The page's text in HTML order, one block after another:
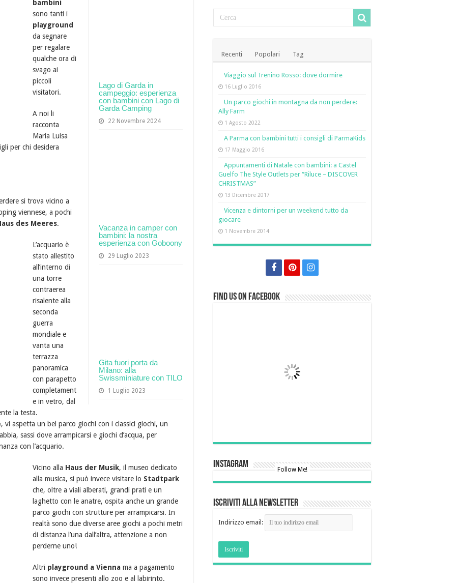
Lago di Garda in
campeggio: esperienza
con bambini con Lago di
Garda Camping
22 Novembre 2024
Vacanza in camper con
bambini: la nostra
esperienza con Goboony
29 Luglio 2023
Gita fuori porta da
Milano: alla
Swissminiature con TILO
1 Luglio 2023
bambini
sono tanti i
playground
da segnare
per regalare
qualche ora di
svago ai
piccoli
visitatori.
A noi li
racconta
Maria Luisa
per chi desidera
si trova vicino a
viennese, a pochi
des Meeres.
L’acquario è
stato allestito
all’interno di
una torre
contraerea
risalente alla
seconda
guerra
mondiale e
vanta una
terrazza
panoramica
con parapetto
completament
e in vetro, dal
la testa.
, vi aspetta un bel parco giochi con i classici giochi, un
sassi dove arrampicarsi e giochi d’acqua, per
con l’acquario.
Vicino alla Haus der Musik, il museo dedicato
alla musica, si può invece visitare lo Stadtpark
che, oltre a viali alberati, grandi prati e un
laghetto con le anatre, ospita anche un grande
parco giochi con strutture per arrampicarsi. In
realtà sono due diverse aree giochi a pochi metri
di distanza l’una dall’altra, attenzione a non
perderne uno!
Altri playground a Vienna ma a pagamento
sono invece presenti allo zoo e al labirinto.
Recenti Popolari Tag
Viaggio sul Trenino Rosso: dove dormire
16 Luglio 2016
Un parco giochi in montagna da non perdere:
Ally Farm
1 Agosto 2022
A Parma con bambini tutti i consigli di ParmaKids
17 Maggio 2016
Appuntamenti di Natale con bambini: a Castel
Guelfo The Style Outlets per “Riluce – DISCOVER
CHRISTMAS”
13 Dicembre 2017
Vicenza e dintorni per un weekend tutto da
giocare
1 Novembre 2014
Find us on Facebook
Instagram Follow Me!
Iscriviti alla newsletter
Indirizzo email: